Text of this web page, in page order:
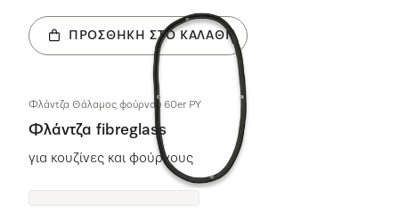
ΠΡΟΣΘΉΚΗ ΣΤΟ ΚΑΛΆΘΙ
Φλάντζα Θάλαμος φούρνου 60er PY
Φλάντζα fibreglass
για κουζίνες και φούρνους